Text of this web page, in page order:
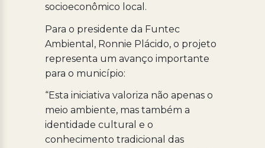
socioeconômico local.
Para o presidente da Funtec
Ambiental, Ronnie Plácido, o projeto
representa um avanço importante
para o município:
“Esta iniciativa valoriza não apenas o
meio ambiente, mas também a
identidade cultural e o
conhecimento tradicional das